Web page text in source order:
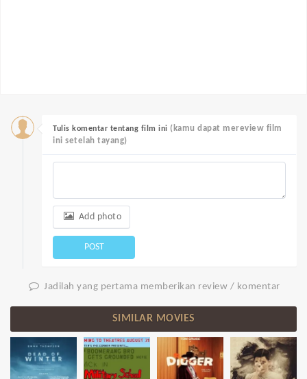
Tulis komentar tentang film ini (kamu dapat mereview film
ini setelah tayang)
Add photo
POST
Jadilah yang pertama memberikan review / komentar
SIMILAR MOVIES